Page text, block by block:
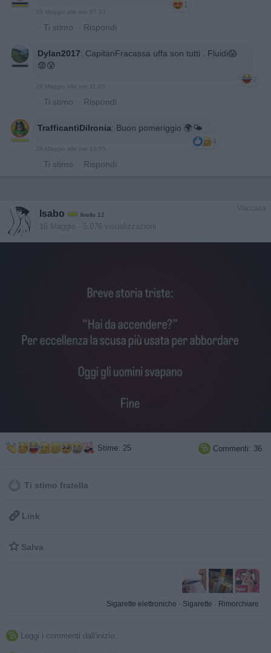
1
28 Maggio alle ore 07:33
· Ti stimo · Rispondi
Dylan2017: CapitanFracassa uffa son tutti . Fluidi😱
😨😰
2
28 Maggio alle ore 11:05
· Ti stimo · Rispondi
TrafficantiDiIronia: Buon pomeriggio 🌍🌤
4
28 Maggio alle ore 13:55
· Ti stimo · Rispondi
Vaccata
Isabo livello 12
16 Maggio - 5.076 visualizzazioni
Stime: 25  Commenti: 36
Ti stimo fratella
 Link
 Salva
Sigarette elettroniche · Sigarette · Rimorchiare
 Leggi i commenti dall'inizio...